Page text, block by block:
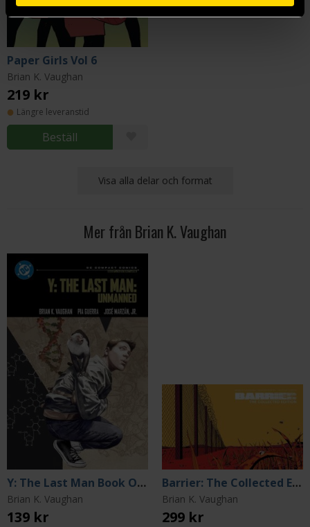
Paper Girls Vol 6
Brian K. Vaughan
219 kr
Längre leveranstid
Beställ
Visa alla delar och format
Mer från Brian K. Vaughan
Y: The Last Man Book One (DC Compact Comics Edition)
Brian K. Vaughan
139 kr
Barrier: The Collected Edition
Brian K. Vaughan
299 kr